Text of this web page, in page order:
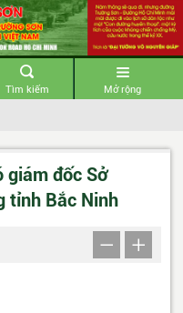
Tìm kiếm Mở rộng
giám đốc Sở
tỉnh Bắc Ninh